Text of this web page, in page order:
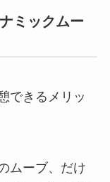
ミックムー
できるメリッ
ムーブ、だけ